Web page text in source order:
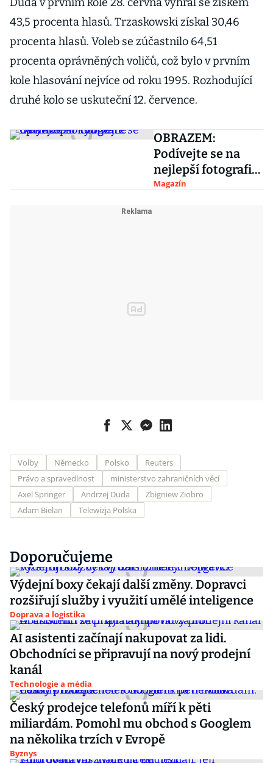
43,5 procenta hlasů. Trzaskowski získal 30,46
procenta hlasů. Voleb se zúčastnilo 64,51
procenta oprávněných voličů, což bylo v prvním
kole hlasování nejvíce od roku 1995. Rozhodující
druhé kolo se uskuteční 12. července.
OBRAZEM:
Podívejte se na
nejlepší fotografie
uplynulého týdne
Magazín
Volby Německo Polsko
Reuters
Právo a spravedlnost
ministerstvo zahraničních věcí
Axel Springer
Andrzej Duda
Zbigniew Ziobro
Adam Bielan
Telewizja Polska
Doporučujeme
Výdejní boxy čekají další změny. Dopravci
rozšiřují služby i využití umělé inteligence
Doprava a logistika
AI asistenti začínají nakupovat za lidi.
Obchodníci se připravují na nový prodejní
kanál
Technologie a média
Český prodejce telefonů míří k pěti
miliardám. Pomohl mu obchod s Googlem
na několika trzích v Evropě
Byznys